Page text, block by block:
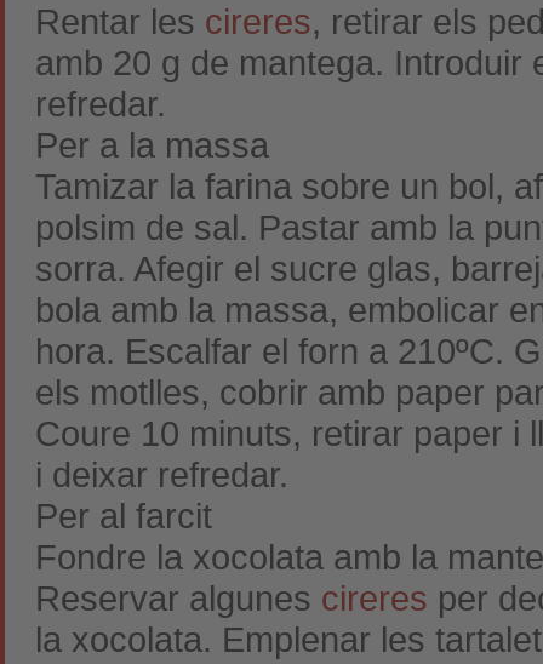
Rentar les cireres, retirar els
amb 20 g de mantega. Introduir
refredar.
Per a la massa
Tamizar la farina sobre un bol,
polsim de sal. Pastar amb la
sorra. Afegir el sucre glas,
bola amb la massa, embolicar
hora. Escalfar el forn a 210ºC.
els motlles, cobrir amb paper
Coure 10 minuts, retirar paper i
i deixar refredar.
Per al farcit
Fondre la xocolata amb la
Reservar algunes cireres per
la xocolata. Emplenar les